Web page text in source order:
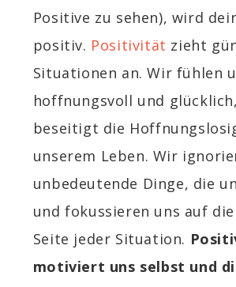
Positive zu sehen), wird
positiv. Positivität zieht
Situationen an. Wir fühlen
hoffnungsvoll und
beseitigt die
unserem Leben. Wir
unbedeutende Dinge, die
und fokussieren uns auf
Seite jeder Situation.
motiviert uns selbst und